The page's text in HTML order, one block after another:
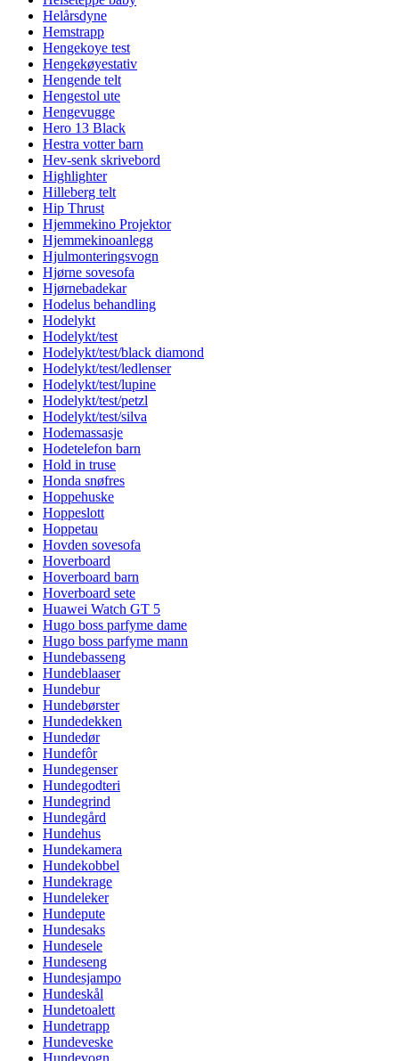
Helårsdyne
Hemstrapp
Hengekoye test
Hengekøyestativ
Hengende telt
Hengestol ute
Hengevugge
Hero 13 Black
Hestra votter barn
Hev-senk skrivebord
Highlighter
Hilleberg telt
Hip Thrust
Hjemmekino Projektor
Hjemmekinoanlegg
Hjulmonteringsvogn
Hjørne sovesofa
Hjørnebadekar
Hodelus behandling
Hodelykt
Hodelykt/test
Hodelykt/test/black diamond
Hodelykt/test/ledlenser
Hodelykt/test/lupine
Hodelykt/test/petzl
Hodelykt/test/silva
Hodemassasje
Hodetelefon barn
Hold in truse
Honda snøfres
Hoppehuske
Hoppeslott
Hoppetau
Hovden sovesofa
Hoverboard
Hoverboard barn
Hoverboard sete
Huawei Watch GT 5
Hugo boss parfyme dame
Hugo boss parfyme mann
Hundebasseng
Hundeblaaser
Hundebur
Hundebørster
Hundedekken
Hundedør
Hundefôr
Hundegenser
Hundegodteri
Hundegrind
Hundegård
Hundehus
Hundekamera
Hundekobbel
Hundekrage
Hundeleker
Hundepute
Hundesaks
Hundesele
Hundeseng
Hundesjampo
Hundeskål
Hundetoalett
Hundetrapp
Hundeveske
Hundevogn